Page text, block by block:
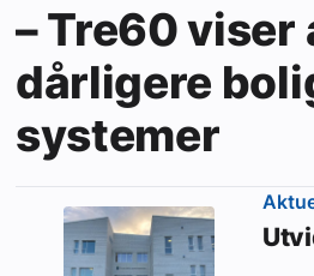
– Tre60
dårligere
systemer